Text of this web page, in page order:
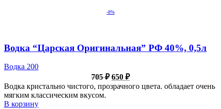
-8%
Водка “Царская Оригинальная” РФ 40%, 0,5л
Водка 200
705₽ Первоначальная
цена
составляла
650 ₽Текущая
цена:
Водка кристально чистого, прозрачного цвета. обладает очень
мягким классическим вкусом.
В корзину